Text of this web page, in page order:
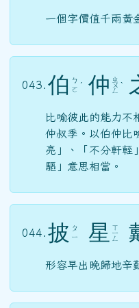
一個字價值千兩黃
043. 伯 ㄅ
ㄛ ˊ 仲 ㄓ
ㄨ
ㄥ
ˋ
比喻彼此的能力不
仲叔季。以伯仲比
亮」、「不分軒輊
驅」意思相當。
044. 披 ㄆ
ㄧ
星 ㄒ
ㄧ
ㄥ
形容早出晚歸地辛